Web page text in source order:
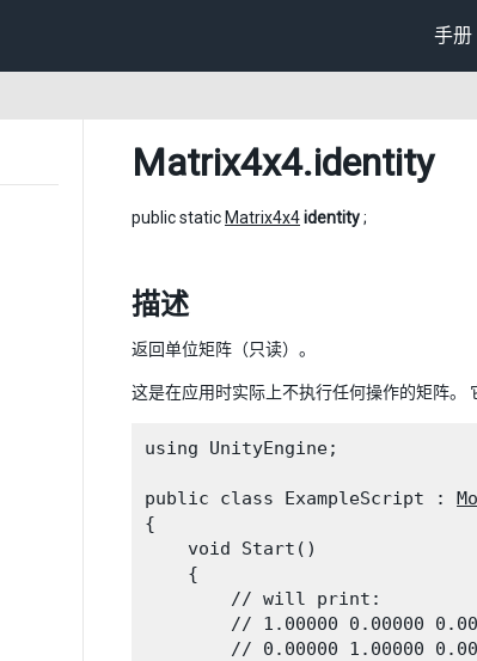
手册
Matrix4x4.identity
public static Matrix4x4identity;
描述
返回单位矩阵（只读）。
这是在应用时实际上不执行任何操作的矩阵。
using UnityEngine;
public class ExampleScript :
{
    void Start()
    {
        // will print:
// 1.00000 0.00000
// 0.00000 1.00000